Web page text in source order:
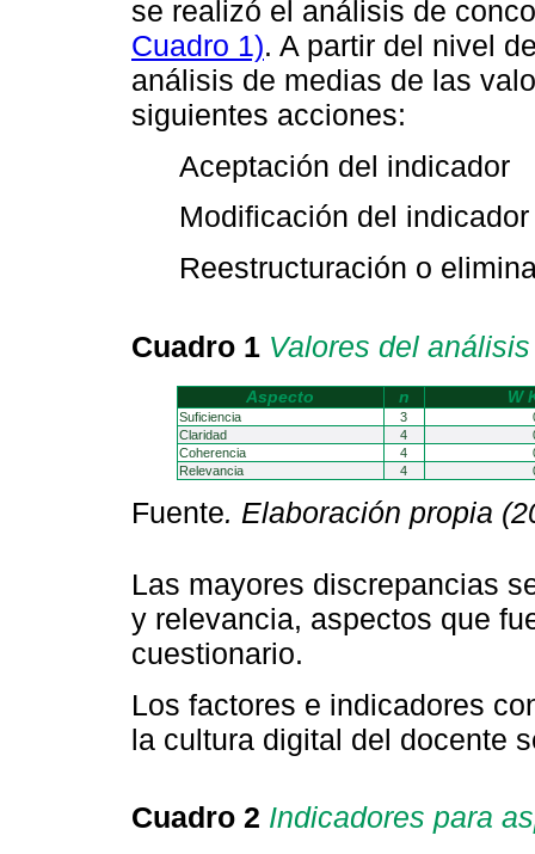
se realizó el análisis de
Cuadro 1). A partir del nivel
análisis de medias de las
siguientes acciones:
Aceptación del indicador
Modificación del indicador
Reestructuración o
Cuadro 1 Valores del
Aspecto n W
Suficiencia 3
Claridad
4
Coherencia
4
Relevancia
4
Fuente. Elaboración propia
Las mayores discrepancias
y relevancia, aspectos que
cuestionario.
Los factores e indicadores
la cultura digital del docente
Cuadro 2 Indicadores para